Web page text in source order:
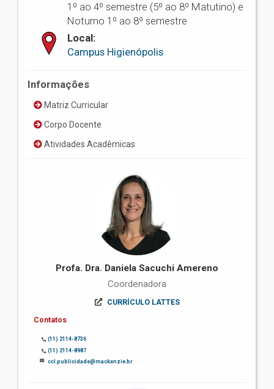
1º ao 4º semestre (5º ao 8º Matutino) e
Noturno 1º ao 8º semestre
Local:
Campus Higienópolis
Informações
Matriz Curricular
Corpo Docente
Atividades Acadêmicas
Profa. Dra. Daniela Sacuchi Amereno
Coordenadora
CURRÍCULO LATTES
Contatos
(11) 2114-8736
(11) 2114-8987
ccl.publicidade@mackenzie.br